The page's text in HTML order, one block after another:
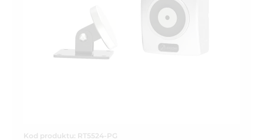
Kod produktu: RT5524-PG